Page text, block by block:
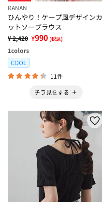
RANAN
ひんやり！ケープ風デザインカ
ットソーブラウス
¥ 2,420 ¥990 (税込)
1colors
COOL
11件
チラ見をする